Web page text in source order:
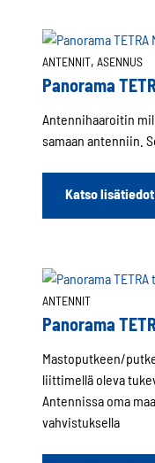
ANTENNIT, ASENNUS
Panorama
Antennihaaroitin
samaan antenniin.
Katso lisätiedot
ANTENNIT
Panorama
Mastoputkeen/
liittimellä oleva
Antennissa oma
vahvistuksella